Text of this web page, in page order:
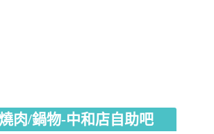
燒肉/鍋物-中和店自助吧